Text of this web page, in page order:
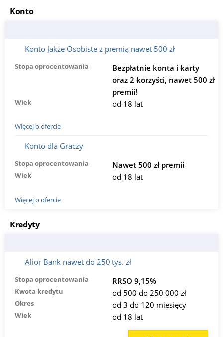
Konto
Konto Jakże Osobiste z premią nawet 500 zł
Stopa oprocentowania
Bezpłatnie konta i karty
oraz 2 korzyści, nawet 500 zł
premii!
Wiek od 18 lat
Więcej o ofercie
Konto dla Graczy
Stopa oprocentowania Nawet 500 zł premii
Wiek od 18 lat
Więcej o ofercie
Kredyty
Alior Bank nawet do 250 tys. zł
Stopa oprocentowania RRSO 9,15%
Kwota kredytu od 500 do 250 000 zł
Okres od 3 do 120 miesięcy
Wiek od 18 lat